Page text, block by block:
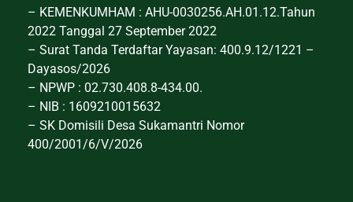
– KEMENKUMHAM : AHU-0030256.AH.01.12.Tahun
2022 Tanggal 27 September 2022
– Surat Tanda Terdaftar Yayasan: 400.9.12/1221 –
Dayasos/2026
– NPWP : 02.730.408.8-434.00.
– NIB : 1609210015632
– SK Domisili Desa Sukamantri Nomor
400/2001/6/V/2026